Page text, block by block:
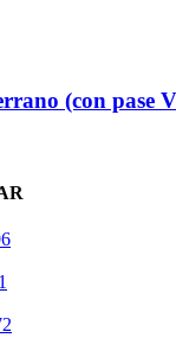
(con pase